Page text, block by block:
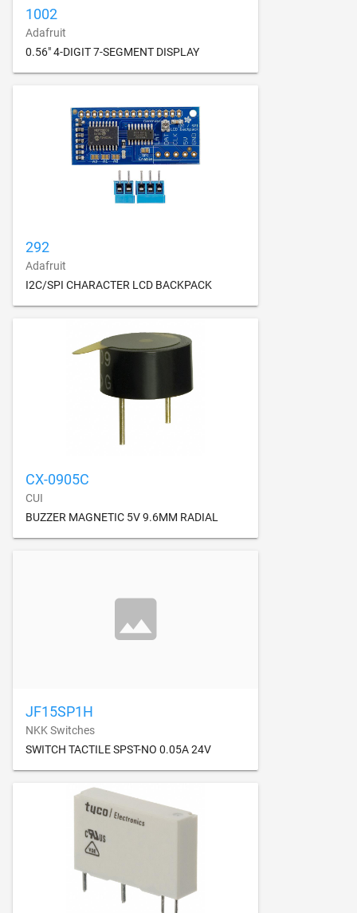
1002
Adafruit
0.56" 4-DIGIT 7-SEGMENT DISPLAY
292
Adafruit
I2C/SPI CHARACTER LCD BACKPACK
CX-0905C
CUI
BUZZER MAGNETIC 5V 9.6MM RADIAL
JF15SP1H
NKK Switches
SWITCH TACTILE SPST-NO 0.05A 24V